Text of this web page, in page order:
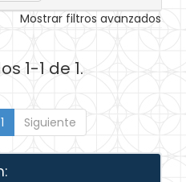
Mostrar filtros avanzados
1-1 de 1.
1 Siguiente